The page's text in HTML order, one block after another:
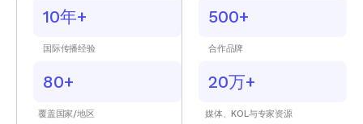
10年+
国际传播经验
500+
合作品牌
80+
覆盖国家/地区
20万+
媒体、KOL与专家资源